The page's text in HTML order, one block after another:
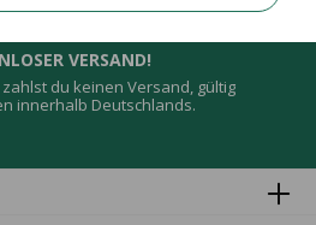
VERSAND!
du keinen Versand, gültig
innerhalb Deutschlands.